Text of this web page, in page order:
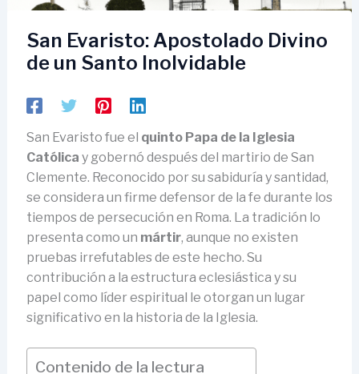
San Evaristo: Apostolado Divino
de un Santo Inolvidable
San Evaristo fue el quinto Papa de la Iglesia
Católica y gobernó después del martirio de San
Clemente. Reconocido por su sabiduría y santidad,
se considera un firme defensor de la fe durante los
tiempos de persecución en Roma. La tradición lo
presenta como un mártir, aunque no existen
pruebas irrefutables de este hecho. Su
contribución a la estructura eclesiástica y su
papel como líder espiritual le otorgan un lugar
significativo en la historia de la Iglesia.
Contenido de la lectura